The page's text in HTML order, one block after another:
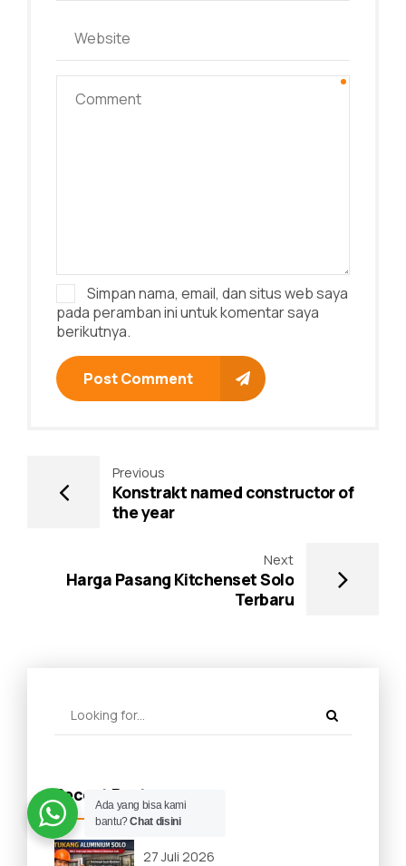
Simpan nama, email, dan situs web saya
pada peramban ini untuk komentar saya
berikutnya.
Post Comment
Previous
Konstrakt named constructor of
the year
Next
Harga Pasang Kitchenset Solo
Terbaru
Recent Posts
27 Juli 2026
Ada yang bisa kami
bantu?Chat disini